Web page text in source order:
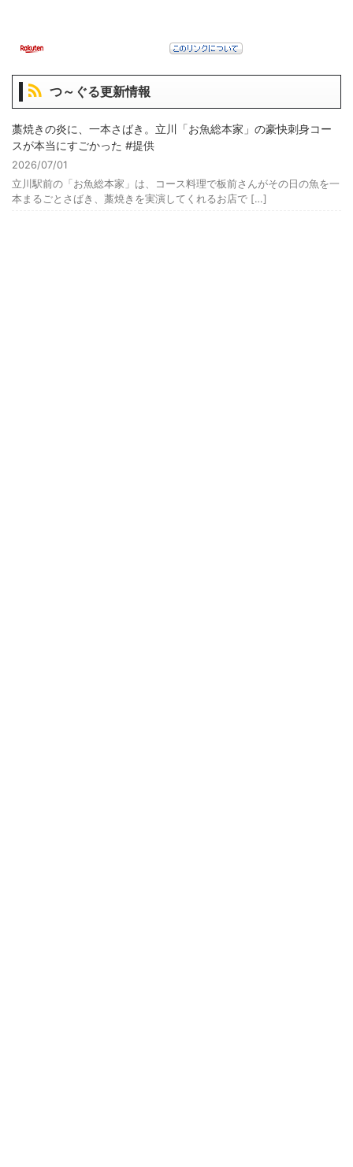
つ～ぐる更新情報
藁焼きの炎に、一本さばき。立川「お魚総本家」の豪快刺身コー
スが本当にすごかった #提供
2026/07/01
立川駅前の「お魚総本家」は、コース料理で板前さんがその日の魚を一
本まるごとさばき、藁焼きを実演してくれるお店で […]